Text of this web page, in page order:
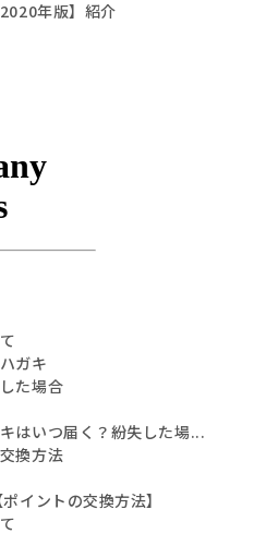
年版】紹介
ガキ
た場合
はいつ届く？紛失した場...
換方法
イントの交換方法】